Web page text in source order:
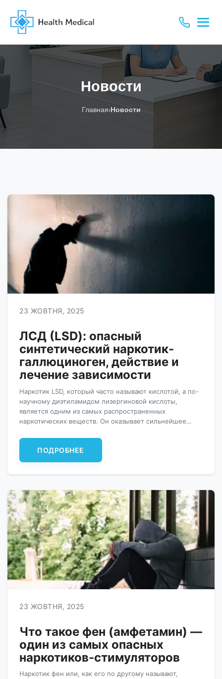
Новости
Главная›Новости
23 ЖОВТНЯ, 2025
ЛСД (LSD): опасный
синтетический наркотик-
галлюциноген, действие и
лечение зависимости
Наркотик LSD, который часто называют кислотой, а по-
научному диэтиламидом лизергиновой кислоты,
является одним из самых распространенных
наркотических веществ. Он оказывает сильнейшее
восприятие реальности. Вызывает сильнейшие
галлюцинации. А длительное употребление этого
наркотического вещества приводит к серьезным
достаточно тяжело. Вот […]
ПОДРОБНЕЕ
23 ЖОВТНЯ, 2025
Что такое фен (амфетамин) —
один из самых опасных
наркотиков-стимуляторов
Наркотик фен или, как его по другому называют,